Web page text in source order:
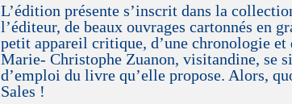
L’édition présente s’inscrit dans la
l’éditeur, de beaux ouvrages cartonnés en
petit appareil critique, d’une chronologie et
Marie- Christophe Zuanon, visitandine, se
d’emploi du livre qu’elle propose. Alors,
Sales !